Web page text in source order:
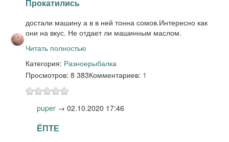
Прокатились
достали машину а в в ней тонна сомов.Интересно как
они на вкус. Не отдает ли машинным маслом.
Читать полностью
Категория: Разноерыбалка
Просмотров: 8 383Комментариев: 1
puper → 02.10.2020 17:46
ЁПТЕ